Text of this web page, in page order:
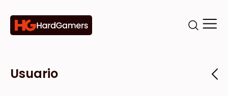
Categorías
Marcas
Tiendas
Usuario